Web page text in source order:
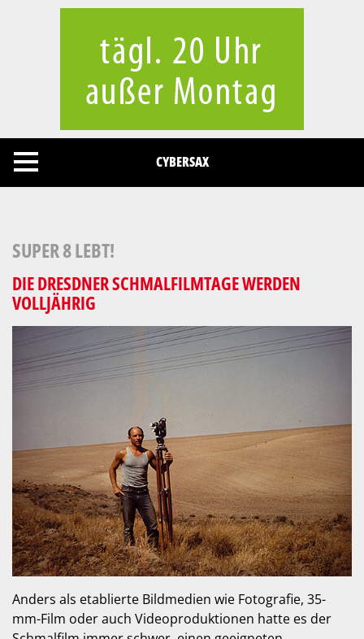
CYBERSAX
SUPER 8 LEBT!
DIE DRESDNER SCHMALFILMTAGE WERDEN
VOLLJÄHRIG
Anders als etablierte Bildmedien wie Fotografie, 35-
mm-Film oder auch Videoproduktionen hatte es der
Cookies management panel